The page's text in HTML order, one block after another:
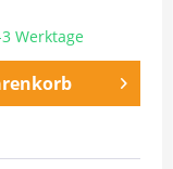
Werktage